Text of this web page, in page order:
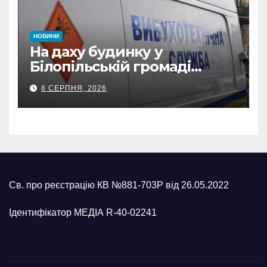
НОВИНИ
На даху будинку у
Білопільській громаді
знайшли 120-мм міну
8 СЕРПНЯ, 2026
Св. про реєстрацію КВ №881-703Р від 26.05.2022
Ідентифікатор МЕДІА R-40-02241